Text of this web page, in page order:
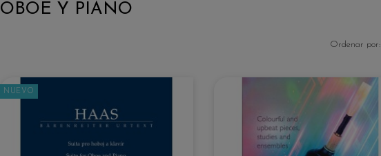
OBOE Y PIANO
Ordenar por:
NUEVO